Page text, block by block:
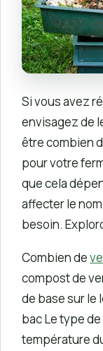
Si vous avez
envisagez de
être combien
pour votre
que cela
affecter le
besoin.
Combien de
compost de
de base sur le
bac Le type
température